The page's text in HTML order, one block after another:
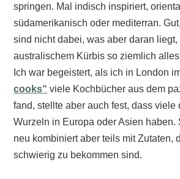
springen. Mal indisch inspiriert,
südamerikanisch oder mediterran.
sind nicht dabei, was aber daran liegt,
australischem Kürbis so ziemlich
Ich war begeistert, als ich in London
cooks“ viele Kochbücher aus dem
fand, stellte aber auch fest, dass viele
Wurzeln in Europa oder Asien haben.
neu kombiniert aber teils mit Zutaten,
schwierig zu bekommen sind.